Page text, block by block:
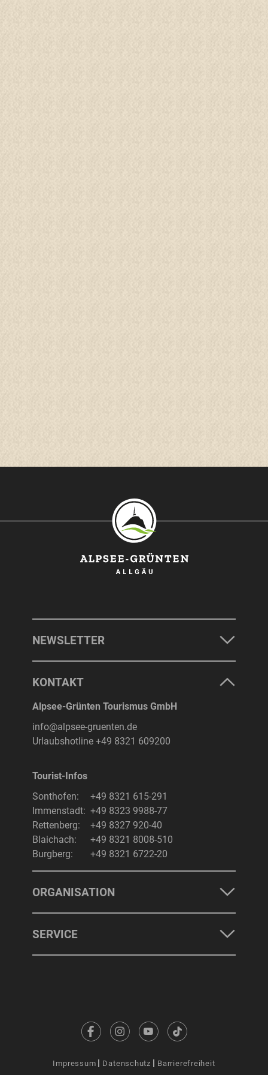
NEWSLETTER
KONTAKT
Alpsee-Grünten Tourismus GmbH
info@alpsee-gruenten.de
Urlaubshotline +49 8321 609200
Tourist-Infos
Sonthofen:
+49 8321 615-291
Immenstadt: +49 8323 9988-77
Rettenberg:
+49 8327 920-40
Blaichach:
+49 8321 8008-510
Burgberg:
+49 8321 6722-20
ORGANISATION
SERVICE
Impressum Datenschutz Barrierefreiheit